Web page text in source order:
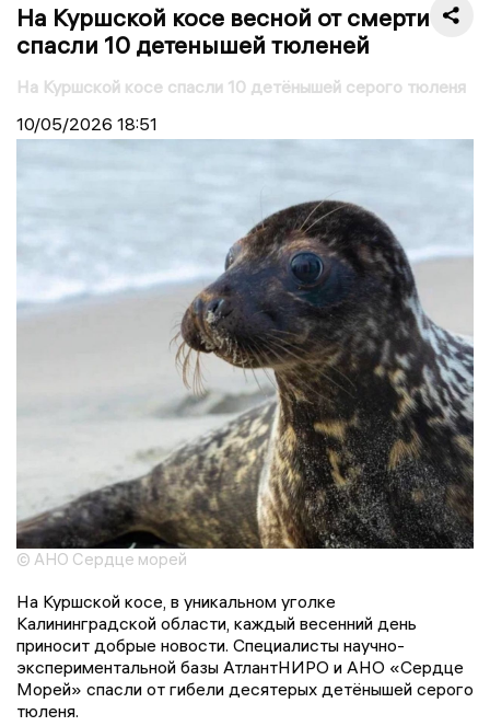
На Куршской косе весной от смерти
спасли 10 детенышей тюленей
На Куршской косе спасли 10 детёнышей серого тюленя
10/05/2026 18:51
© АНО Сердце морей
На Куршской косе, в уникальном уголке
Калининградской области, каждый весенний день
приносит добрые новости. Специалисты научно-
экспериментальной базы АтлантНИРО и АНО «Сердце
Морей» спасли от гибели десятерых детёнышей серого
тюленя.